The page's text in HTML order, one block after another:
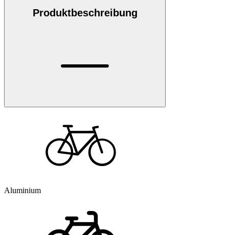
Produktbeschreibung
Aluminium